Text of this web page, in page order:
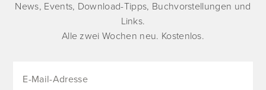
News, Events, Download-Tipps, Buchvorstellungen und
Links.
Alle zwei Wochen neu. Kostenlos.